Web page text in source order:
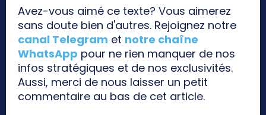
Avez-vous aimé ce texte? Vous aimerez
sans doute bien d'autres. Rejoignez notre
canal Telegram et notre chaîne
WhatsApp pour ne rien manquer de nos
infos stratégiques et de nos exclusivités.
Aussi, merci de nous laisser un petit
commentaire au bas de cet article.